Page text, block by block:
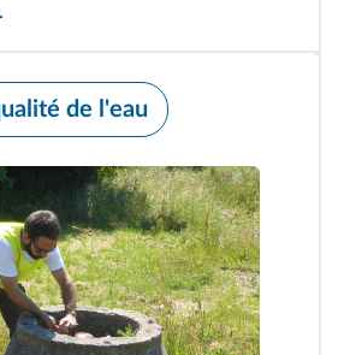
de l'eau